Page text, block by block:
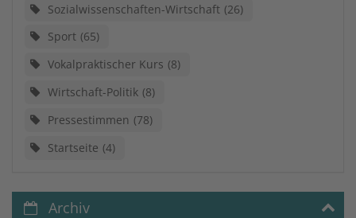
Sozialwissenschaften-Wirtschaft 26
Sport 65
Vokalpraktischer Kurs 8
Wirtschaft-Politik 8
Pressestimmen 78
Startseite 4
Archiv